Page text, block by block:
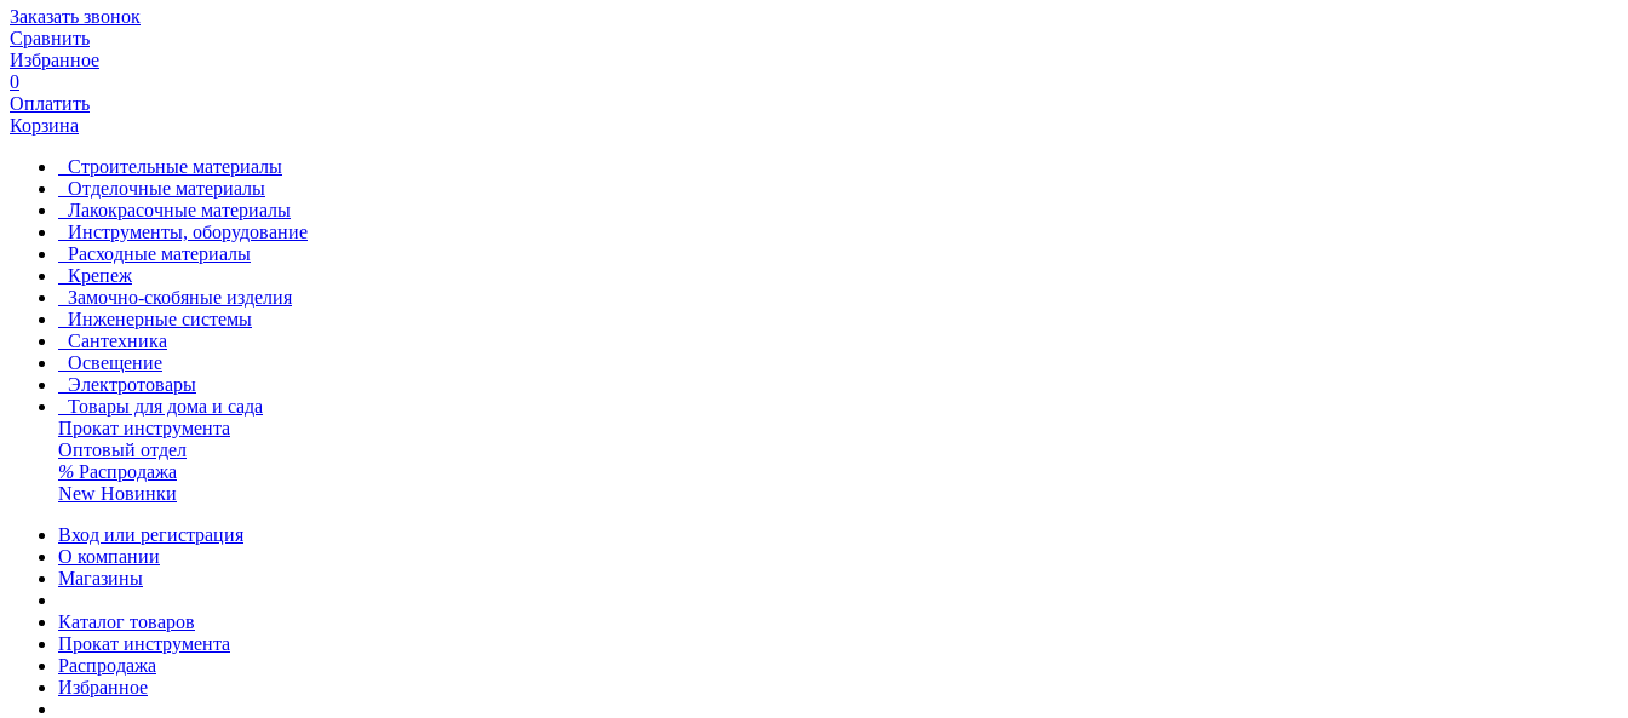
Заказать звонок
Сравнить
Избранное
0
Оплатить
Корзина
Строительные материалы
Отделочные материалы
Лакокрасочные материалы
Инструменты, оборудование
Расходные материалы
Крепеж
Замочно-скобяные изделия
Инженерные системы
Сантехника
Освещение
Электротовары
Товары для дома и сада
Прокат инструмента
Оптовый отдел
% Распродажа
New Новинки
Вход или регистрация
О компании
Магазины
Каталог товаров
Прокат инструмента
Распродажа
Избранное